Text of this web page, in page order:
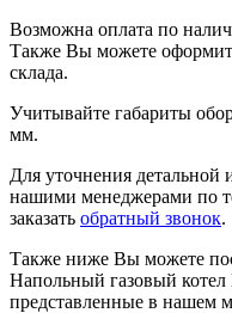
Возможна оплата по
Также Вы можете
склада.
Учитывайте габариты
мм.
Для уточнения детальной
нашими менеджерами по
заказать обратный звонок.
Также ниже Вы можете
Напольный газовый
представленные в нашем